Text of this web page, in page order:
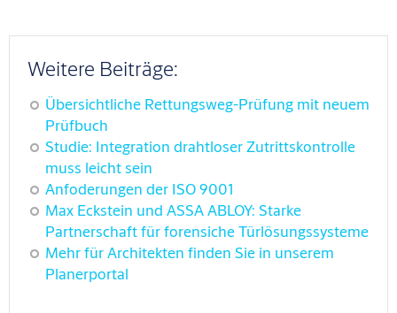
Weitere Beiträge:
Übersichtliche Rettungsweg-Prüfung mit neuem
Prüfbuch
Studie: Integration drahtloser Zutrittskontrolle
muss leicht sein
Anfoderungen der ISO 9001
Max Eckstein und ASSA ABLOY: Starke
Partnerschaft für forensiche Türlösungssysteme
Mehr für Architekten finden Sie in unserem
Planerportal